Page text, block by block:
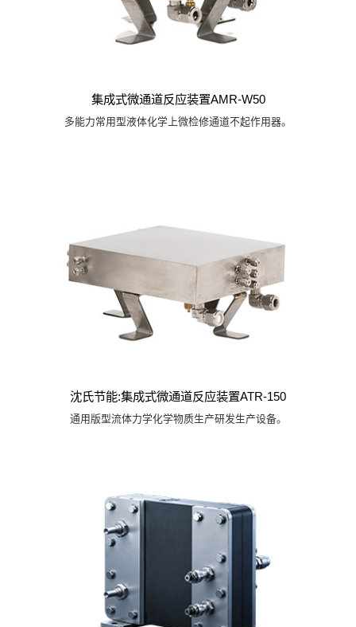
集成式微通道反应装置AMR-W50
多能力常用型液体化学上微检修通道不起作用器。
沈氏节能:集成式微通道反应装置ATR-150
通用版型流体力学化学物质生产研发生产设备。